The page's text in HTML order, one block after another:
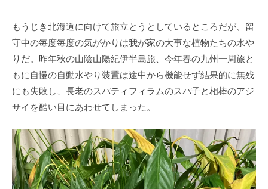
もうじき北海道に向けて旅立とうとしているところだが、留
守中の毎度毎度の気がかりは我が家の大事な植物たちの水や
りだ。昨年秋の山陰山陽紀伊半島旅、今年春の九州一周旅と
もに自慢の自動水やり装置は途中から機能せず結果的に無残
にも失敗し、長老のスパティフィラムのスパ子と相棒のアジ
サイを酷い目にあわせてしまった。